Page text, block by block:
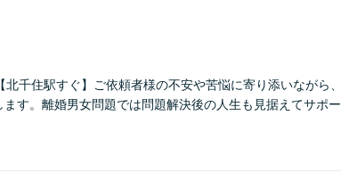
北千住駅すぐ】ご依頼者様の不安や苦悩に寄り添いながら
す。離婚男女問題では問題解決後の人生も見据えてサポ